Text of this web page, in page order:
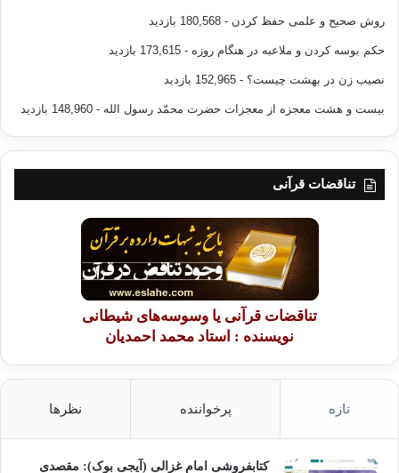
شونده است.
جمع بست مبانی قرآنی نصیحت به قرار زیر است:
1- نصیحت کردن رسالت پیام آوران الهی بوده است.
3- باید از فریب خوردن از قالب نصیحت پرهیز کنیم.
مسؤلیت و وظیفهما نصیحتگری است. اما تأثیر آن تنها به اذن و
خواست خداوند مفید و سازنده خواهد
نصیحت، در عمل
یاد آوری و تذکر، به مؤمنان سود می رساند. خداوند متعال می فرماید: {‏ وَذَكِّرْ
روش صحیح و علمی حفظ کردن - 180,568 بازدید
حکم بوسه کردن و ملاعبه در هنگام روزه - 173,615 بازدید
نصیب زن در بهشت چیست؟ - 152,965 بازدید
بیست و هشت معجزه از معجزات حضرت محمّد رسول الله - 148,960 بازدید
تناقضات قرآنی
تناقضات قرآنی یا وسوسه‌های شیطانی
نویسنده : استاد محمد احمدیان
تازه پرخواننده نظرها
کتابفروشی امام غزالی (آیجی بوک): مقصدی